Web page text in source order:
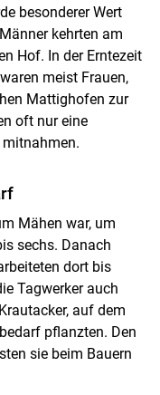
besonderer Wert
kehrten am
Hof. In der Erntezeit
meist Frauen,
Mattighofen zur
oft nur eine
mitnahmen.
Mähen war, um
sechs. Danach
dort bis
Tagwerker auch
auf dem
pflanzten. Den
sie beim Bauern